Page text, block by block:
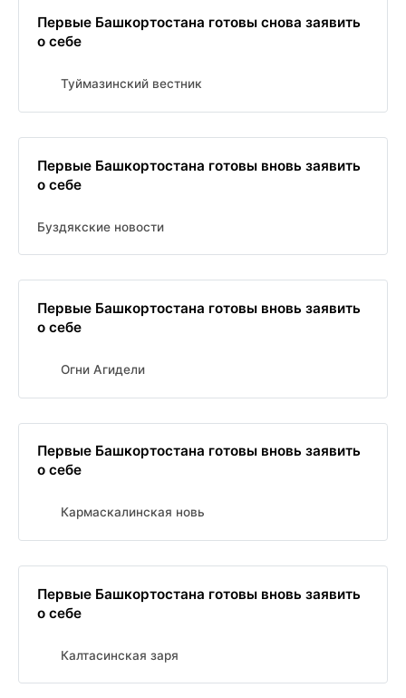
Первые Башкортостана готовы снова заявить
о себе
Туймазинский вестник
Первые Башкортостана готовы вновь заявить
о себе
Буздякские новости
Первые Башкортостана готовы вновь заявить
о себе
Огни Агидели
Первые Башкортостана готовы вновь заявить
о себе
Кармаскалинская новь
Первые Башкортостана готовы вновь заявить
о себе
Калтасинская заря